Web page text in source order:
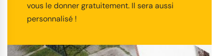
vous le donner gratuitement. Il sera aussi
personnalisé !